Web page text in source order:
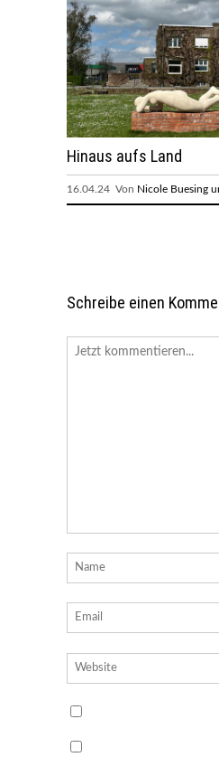
Hinaus aufs Land
16.04.24 Von Nicole Buesing
Schreibe einen